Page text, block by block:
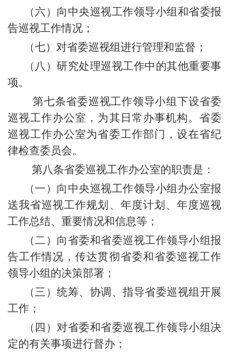
（六）向中央巡视工作领导小组和省委报
告巡视工作情况；
（七）对省委巡视组进行管理和监督；
（八）研究处理巡视工作中的其他重要事
项。
第七条省委巡视工作领导小组下设省委
巡视工作办公室，为其日常办事机构。省委
巡视工作办公室为省委工作部门，设在省纪
律检查委员会。
第八条省委巡视工作办公室的职责是：
（一）向中央巡视工作领导小组办公室报
送我省巡视工作规划、年度计划、年度巡视
工作总结、重要情况和信息等；
（二）向省委和省委巡视工作领导小组报
告工作情况，传达贯彻省委和省委巡视工作
领导小组的决策部署；
（三）统筹、协调、指导省委巡视组开展
工作；
（四）对省委和省委巡视工作领导小组决
定的有关事项进行督办；